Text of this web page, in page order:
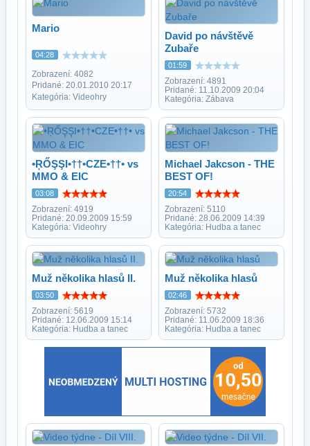
Mario
04:28
Zobrazení: 4082
Pridané: 20.01.2010 20:17
Kategória: Videohry
David po návštěvě
Zubaře
01:59
Zobrazení: 4891
Pridané: 11.10.2009 20:04
Kategória: Zábava
•ŖŐŞŞІ•††•CZE•††• vs
MMO & EIC
03:08
Zobrazení: 4919
Pridané: 20.09.2009 15:59
Kategória: Videohry
Michael Jakcson - THE
BEST OF!
20:54
Zobrazení: 5110
Pridané: 28.06.2009 14:39
Kategória: Hudba a tanec
Muž několika hlasů II.
03:50
Zobrazení: 5619
Pridané: 12.06.2009 15:14
Kategória: Hudba a tanec
Muž několika hlasů
02:46
Zobrazení: 5732
Pridané: 11.06.2009 18:36
Kategória: Hudba a tanec